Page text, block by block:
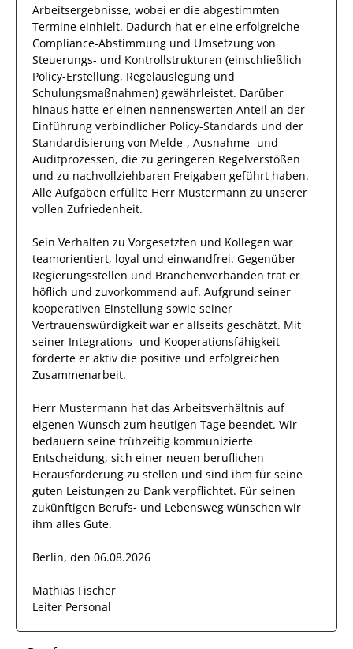
Arbeitsergebnisse, wobei er die abgestimmten
Termine einhielt. Dadurch hat er eine erfolgreiche
Compliance-Abstimmung und Umsetzung von
Steuerungs- und Kontrollstrukturen (einschließlich
Policy-Erstellung, Regelauslegung und
Schulungsmaßnahmen) gewährleistet. Darüber
hinaus hatte er einen nennenswerten Anteil an der
Einführung verbindlicher Policy-Standards und der
Standardisierung von Melde-, Ausnahme- und
Auditprozessen, die zu geringeren Regelverstößen
und zu nachvollziehbaren Freigaben geführt haben.
Alle Aufgaben erfüllte Herr Mustermann zu unserer
vollen Zufriedenheit.
Sein Verhalten zu Vorgesetzten und Kollegen war
teamorientiert, loyal und einwandfrei. Gegenüber
Regierungsstellen und Branchenverbänden trat er
höflich und zuvorkommend auf. Aufgrund seiner
kooperativen Einstellung sowie seiner
Vertrauenswürdigkeit war er allseits geschätzt. Mit
seiner Integrations- und Kooperationsfähigkeit
förderte er aktiv die positive und erfolgreichen
Zusammenarbeit.
Herr Mustermann hat das Arbeitsverhältnis auf
eigenen Wunsch zum heutigen Tage beendet. Wir
bedauern seine frühzeitig kommunizierte
Entscheidung, sich einer neuen beruflichen
Herausforderung zu stellen und sind ihm für seine
guten Leistungen zu Dank verpflichtet. Für seinen
zukünftigen Berufs- und Lebensweg wünschen wir
ihm alles Gute.
Berlin, den 06.08.2026
Mathias Fischer
Leiter Personal